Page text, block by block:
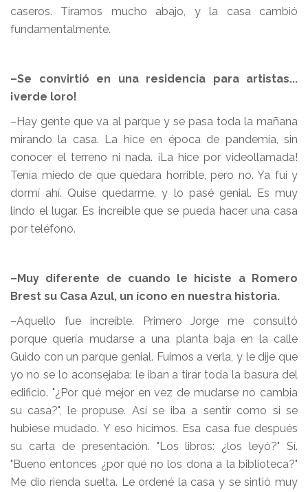
caseros. Tiramos mucho abajo, y la casa cambió
fundamentalmente.
–Se convirtió en una residencia para artistas...
¡verde loro!
–Hay gente que va al parque y se pasa toda la mañana
mirando la casa. La hice en época de pandemia, sin
conocer el terreno ni nada. ¡La hice por videollamada!
Tenía miedo de que quedara horrible, pero no. Ya fui y
dormí ahí. Quise quedarme, y lo pasé genial. Es muy
lindo el lugar. Es increíble que se pueda hacer una casa
por teléfono.
–Muy diferente de cuando le hiciste a Romero
Brest su Casa Azul, un ícono en nuestra historia.
–Aquello fue increíble. Primero Jorge me consultó
porque quería mudarse a una planta baja en la calle
Guido con un parque genial. Fuimos a verla, y le dije que
yo no se lo aconsejaba: le iban a tirar toda la basura del
edificio. "¿Por qué mejor en vez de mudarse no cambia
su casa?", le propuse. Así se iba a sentir como si se
hubiese mudado. Y eso hicimos. Esa casa fue después
su carta de presentación. "Los libros: ¿los leyó?" Sí.
"Bueno entonces ¿por qué no los dona a la biblioteca?"
Me dio rienda suelta. Le ordené la casa y se sintió muy